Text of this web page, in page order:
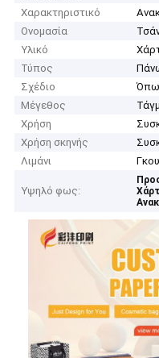
Χαρακτηριστικό
Ονομασία
Υλικό
Τύπος
Σχέδιο
Μέγεθος
Χρήση
Χρήση σκηνής
Λιμάνι
Υψηλό φως: